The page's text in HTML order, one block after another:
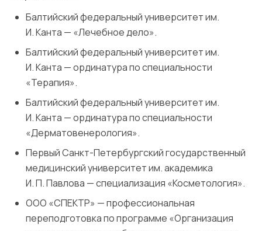
Балтийский федеральный университет им.
И. Канта — «Лечебное дело».
Балтийский федеральный университет им.
И. Канта — ординатура по специальности
«Терапия».
Балтийский федеральный университет им.
И. Канта — ординатура по специальности
«Дерматовенерология».
Первый Санкт-Петербургский государственный
медицинский университет им. академика
И. П. Павлова — специализация «Косметология».
ООО «СПЕКТР» — профессиональная
переподготовка по программе «Организация